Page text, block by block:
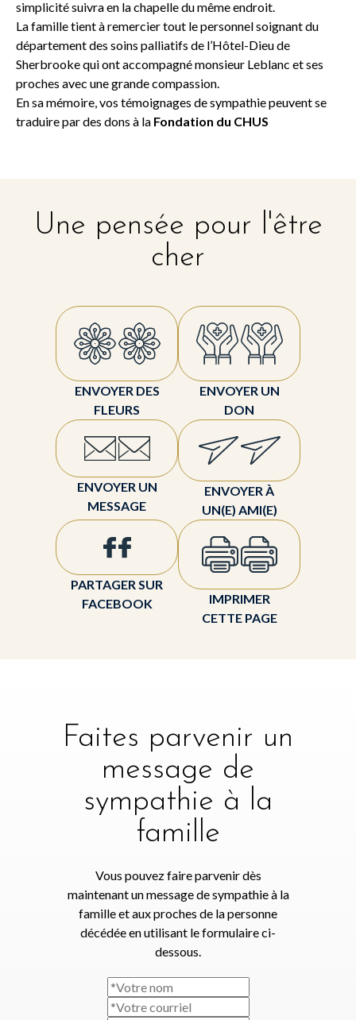
simplicité suivra en la chapelle du même endroit.
La famille tient à remercier tout le personnel soignant du
département des soins palliatifs de l’Hôtel-Dieu de
Sherbrooke qui ont accompagné monsieur Leblanc et ses
proches avec une grande compassion.
En sa mémoire, vos témoignages de sympathie peuvent se
traduire par des dons à la Fondation du CHUS
Une pensée pour l'être
cher
ENVOYER DES
FLEURS
ENVOYER UN
DON
ENVOYER UN
MESSAGE
ENVOYER À
UN(E) AMI(E)
PARTAGER SUR
FACEBOOK
IMPRIMER
CETTE PAGE
Faites parvenir un
message de
sympathie à la
famille
Vous pouvez faire parvenir dès
maintenant un message de sympathie à la
famille et aux proches de la personne
décédée en utilisant le formulaire ci-
dessous.